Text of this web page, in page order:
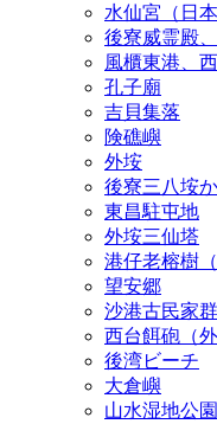
水仙宮（日
後寮威霊殿
風櫃東港、
孔子廟
吉貝集落
険礁嶼
外垵
後寮三八垵
東昌駐屯地
外垵三仙塔
港仔老榕樹
望安郷
沙港古民家群
西台餌砲（外
後湾ビーチ
大倉嶼
山水湿地公園